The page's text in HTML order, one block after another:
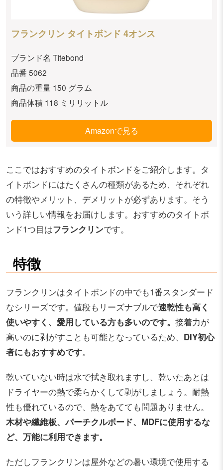
フランクリン タイトボンド 4オンス
ブランド名 Titebond
品番 5062
商品の重量 150 グラム
商品体積 118 ミリリットル
Amazonで見る
ここではおすすめのタイトボンドをご紹介します。タ
イトボンドにはたくさんの種類があるため、それぞれ
の特徴やメリット、デメリットが必ずあります。そう
いう詳しい情報をお届けします。おすすめのタイトボ
ンド1つ目はフランクリンです。
特徴
フランクリンはタイトボンドの中でも1番スタンダード
なシリーズです。値段もリーズナブルで速乾性も高く
使いやすく、愛用している方も多いのです。 接着力が
高いのに剥がすことも可能となっているため、 DIY初心
者にもおすすめです。
乾いていない時は水で拭き取れますし、乾いたあとは
ドライヤーの熱で柔らかくして剥がしましょう。耐熱
性も優れているので、熱をあてても問題ありません。
木材や繊維板、パーチクルボード、MDFに使用するな
ど、万能に利用できます。
ただしフランクリンは屋外などの暑い環境で使用する